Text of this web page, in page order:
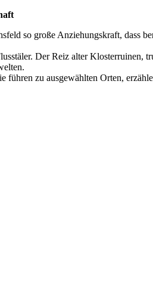
so große Anziehungskraft, dass
Der Reiz alter
zu ausgewählten Orten,